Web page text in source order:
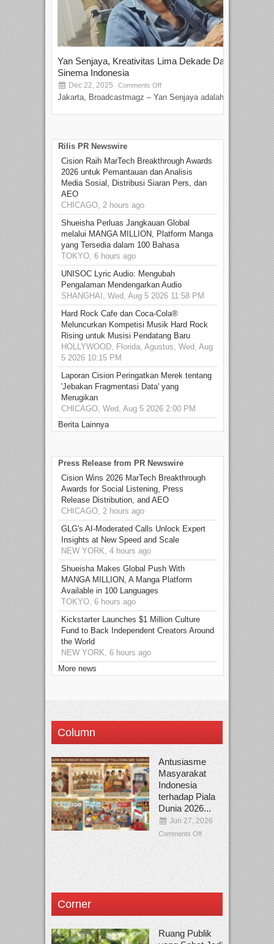
Yan Senjaya, Kreativitas Lima Dekade Dalam
Sinema Indonesia
Dec 22, 2025 Comments Off
Jakarta, Broadcastmagz – Yan Senjaya adalah...
Rilis PR Newswire
Cision Raih MarTech Breakthrough Awards
2026 untuk Pemantauan dan Analisis
Media Sosial, Distribusi Siaran Pers, dan
AEO
CHICAGO, 2 hours ago
Shueisha Perluas Jangkauan Global
melalui MANGA MILLION, Platform Manga
yang Tersedia dalam 100 Bahasa
TOKYO, 6 hours ago
UNISOC Lyric Audio: Mengubah
Pengalaman Mendengarkan Audio
SHANGHAI, Wed, Aug 5 2026 11:58 PM
Hard Rock Cafe dan Coca-Cola®
Meluncurkan Kompetisi Musik Hard Rock
Rising untuk Musisi Pendatang Baru
HOLLYWOOD, Florida, Agustus, Wed, Aug
5 2026 10:15 PM
Laporan Cision Peringatkan Merek tentang
'Jebakan Fragmentasi Data' yang
Merugikan
CHICAGO, Wed, Aug 5 2026 2:00 PM
Berita Lainnya
Press Release from PR Newswire
Cision Wins 2026 MarTech Breakthrough
Awards for Social Listening, Press
Release Distribution, and AEO
CHICAGO, 2 hours ago
GLG's AI-Moderated Calls Unlock Expert
Insights at New Speed and Scale
NEW YORK, 4 hours ago
Shueisha Makes Global Push With
MANGA MILLION, A Manga Platform
Available in 100 Languages
TOKYO, 6 hours ago
Kickstarter Launches $1 Million Culture
Fund to Back Independent Creators Around
the World
NEW YORK, 6 hours ago
More news
Column
Antusiasme
Masyarakat
Indonesia
terhadap Piala
Dunia 2026...
Jun 27, 2026
Comments Off
Corner
Ruang Publik